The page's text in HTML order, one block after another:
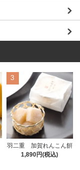
3
羽二重 加賀れんこん餠
1,890円(税込)